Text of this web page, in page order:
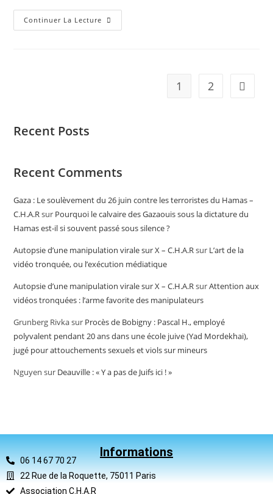
Continuer La Lecture
1 2
Recent Posts
Recent Comments
Gaza : Le soulèvement du 26 juin contre les terroristes du Hamas –
C.H.A.Rsur Pourquoi le calvaire des Gazaouis sous la dictature du
Hamas est-il si souvent passé sous silence ?
Autopsie d’une manipulation virale sur X – C.H.A.Rsur L’art de la
vidéo tronquée, ou l’exécution médiatique
Autopsie d’une manipulation virale sur X – C.H.A.RsurAttention aux
vidéos tronquées : l’arme favorite des manipulateurs
Grunberg Rivkasur Procès de Bobigny : Pascal H., employé
polyvalent pendant 20 ans dans une école juive (Yad Mordekhai),
jugé pour attouchements sexuels et viols sur mineurs
Nguyen sur Deauville : « Y a pas de Juifs ici ! »
Informations
06 14 67 70 27
22 Rue de la Roquette, 75011 Paris
Association C.H.A.R